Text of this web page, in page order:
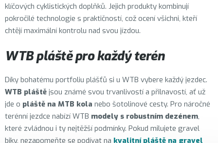
klíčových cyklistických doplňků. Jejich produkty kombinují
pokročilé technologie s praktičností, což ocení všichni, kteří
chtějí maximální kontrolu nad svou jízdou.
WTB pláště pro každý terén
Díky bohatému portfoliu plášťů si u WTB vybere každý jezdec.
WTB pláště jsou známé svou trvanlivostí a přilnavostí, ať už
jde o pláště na MTB kola nebo šotolinové cesty. Pro náročné
terénní jezdce nabízí WTB modely s robustním dezénem,
které zvládnou i ty nejtěžší podmínky. Pokud milujete gravel
biky, nezapomeňte se podívat na kvalitní pláště na gravel